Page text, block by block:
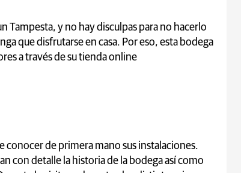
Tampesta, y no hay disculpas para no hacerlo
que disfrutarse en casa. Por eso, esta bodega
a través de su tienda online
conocer de primera mano sus instalaciones.
con detalle la historia de la bodega así como